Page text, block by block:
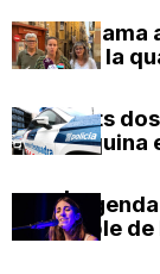
ERC
protegir la
Detinguts
una màquina
OxV |
l’Eixample